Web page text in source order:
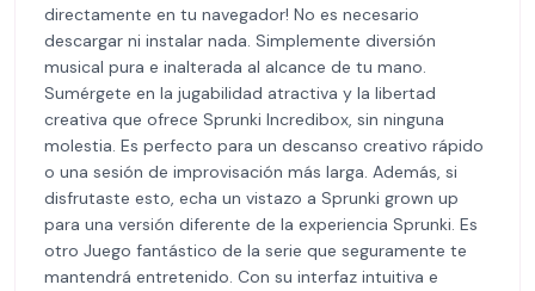
directamente en tu navegador! No es necesario
descargar ni instalar nada. Simplemente diversión
musical pura e inalterada al alcance de tu mano.
Sumérgete en la jugabilidad atractiva y la libertad
creativa que ofrece Sprunki Incredibox, sin ninguna
molestia. Es perfecto para un descanso creativo rápido
o una sesión de improvisación más larga. Además, si
disfrutaste esto, echa un vistazo a Sprunki grown up
para una versión diferente de la experiencia Sprunki. Es
otro Juego fantástico de la serie que seguramente te
mantendrá entretenido. Con su interfaz intuitiva e